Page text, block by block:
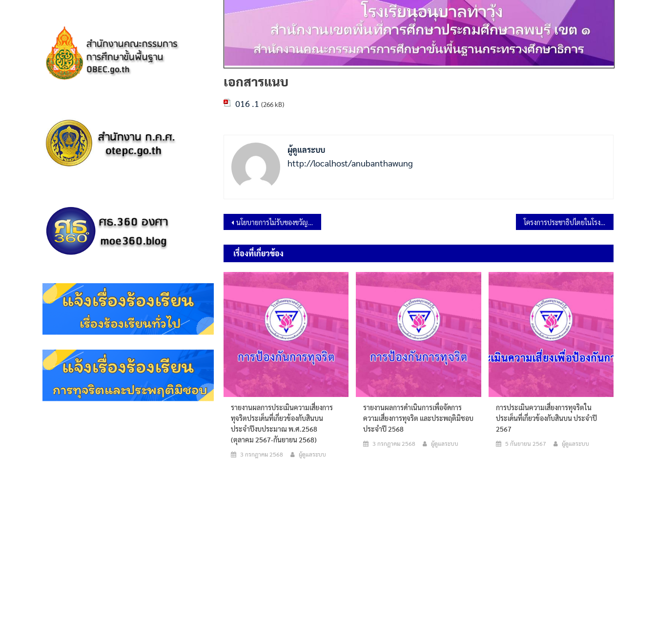
เอกสารแนบ
016 .1 (266 kB)
ผู้ดูแลระบบ
http://localhost/anubanthawung
นโยบายการไม่รับของขวัญและของกำนัลทุกชนิดจากการปฎิบัติหน้าที่ (No Gift Policy) ประจำปีงบประมาณ พ.ศ.2568 โครงการประชาธิปไตยในโรงเรียน
เรื่องที่เกี่ยวข้อง
รายงานผลการประเมินความเสี่ยงการ
ทุจริตประเด็นที่เกี่ยวข้องกับสินบน
ประจำปีงบประมาณ พ.ศ.2568
(ตุลาคม 2567-กันยายน 2568)
3 กรกฎาคม 2568 ผู้ดูแลระบบ
รายงานผลการดำเนินการเพื่อจัดการ
ความเสี่ยงการทุจริต และประพฤติมิชอบ
ประจำปี 2568
3 กรกฎาคม 2568 ผู้ดูแลระบบ
การประเมินความเสี่ยงการทุจริตใน
ประเด็นที่เกี่ยวข้องกับสินบน ประจำปี
2567
5 กันยายน 2567 ผู้ดูแลระบบ